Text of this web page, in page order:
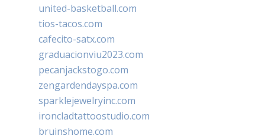
united-basketball.com
tios-tacos.com
cafecito-satx.com
graduacionviu2023.com
pecanjackstogo.com
zengardendayspa.com
sparklejewelryinc.com
ironcladtattoostudio.com
bruinshome.com